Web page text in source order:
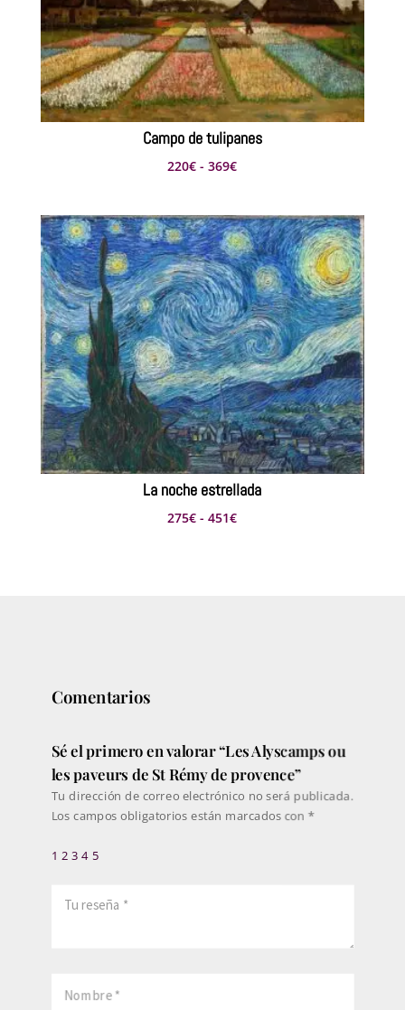
Campo de tulipanes
220€ - 369€Rango
precios:
desde
220€
hasta
369€
La noche estrellada
275€ - 451€Rango
Comentarios
Sé el primero en valorar “Les Alyscamps ou
les paveurs de St Rémy de provence”
Tu dirección de correo electrónico no será publicada.
Los campos obligatorios están marcados con *
1 2 3 4 5